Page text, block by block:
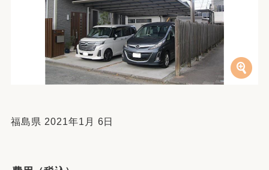
福島県 2021年1月 6日